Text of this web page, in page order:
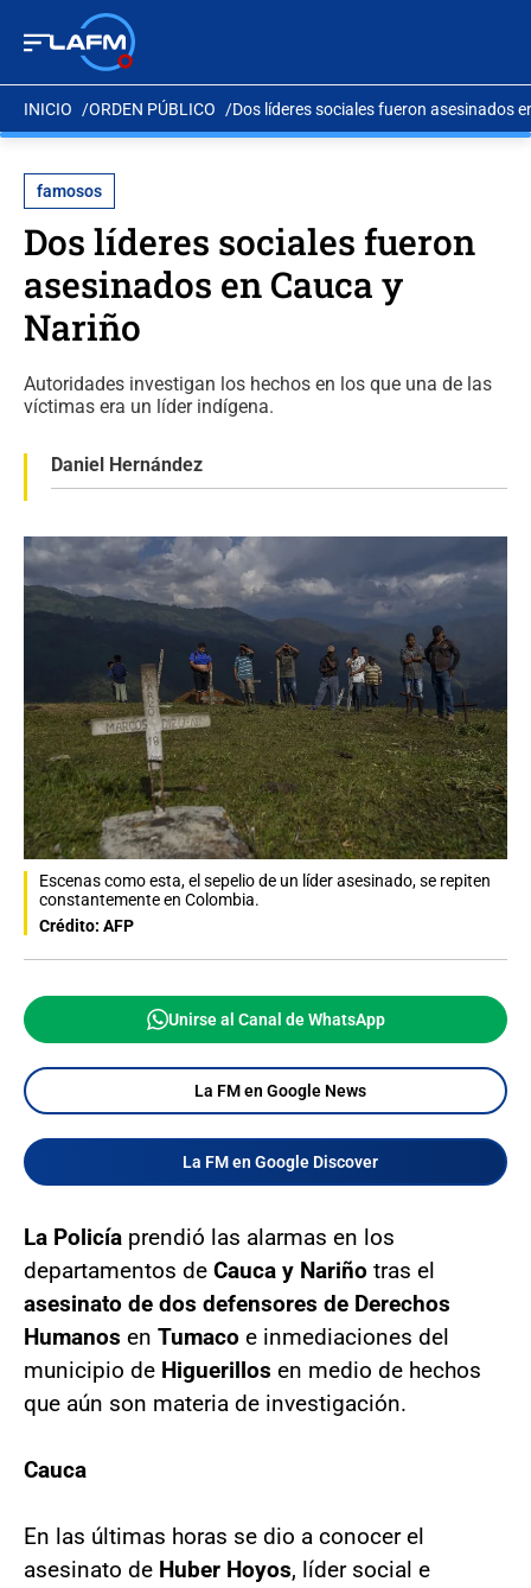
INICIO ORDEN PÚBLICO Dos líderes sociales fueron asesinados
famosos
Dos líderes sociales fueron
asesinados en Cauca y
Nariño
Autoridades investigan los hechos en los que una de las
víctimas era un líder indígena.
Daniel Hernández
Escenas como esta, el sepelio de un líder asesinado, se repiten
constantemente en Colombia.
Crédito: AFP
Unirse al Canal de WhatsApp
La FM en Google News
La FM en Google Discover
La Policía prendió las alarmas en los
departamentos de Cauca y Nariño tras el
asesinato de dos defensores de Derechos
Humanos en Tumaco e inmediaciones del
municipio de Higuerillos en medio de hechos
que aún son materia de investigación.
Cauca
En las últimas horas se dio a conocer el
asesinato de Huber Hoyos, líder social e